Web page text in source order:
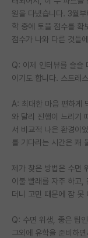
원을 다녔습니다. 3월
학 중에 토플 점수를 확
점수가 나와 다른 것들
Q: 이제 인터뷰를 슬슬
이기도 합니다. 스트레
A: 최대한 마음 편하게
와 달리 진행이 느리기
서 비교적 나은 환경이
를 기다리는 시간은 꽤
제가 찾은 방법은 수면
이불 빨래를 자주 하고,
더니 고민 때문에 잠 못
Q: 수면 위생, 좋은 팁
그외에 유학을 준비하